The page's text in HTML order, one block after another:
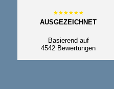
AUSGEZEICHNET
Basierend auf
4542 Bewertungen